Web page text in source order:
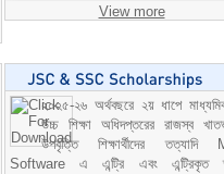
View more
২০২৫-২৬ অর্থবছরে ২য় ধাপে
উচ্চ শিক্ষা অধিদপ্তরের রাজস্ব
উপবৃত্তি শিক্ষার্থীদের তত্যাদি
Software এ এন্ট্রি এবং এন্ট্রিকৃত